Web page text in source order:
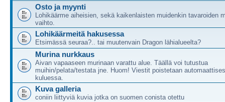
Osto ja myynti
Lohikäärme aiheisien, sekä kaikenlaisten muidenkin tavaroiden
vaihto.
Lohikäärmeitä hakusessa
Etsimässä seuraa?.. tai muutenvain Dragon lähialueelta?
Murina nurkkaus
Aivan vapaaseen murinaan varattu alue. Täällä voi tutustua
muihin/pelata/testata jne. Huom! Viestit poistetaan
kuluessa.
Kuva galleria
coniin liittyviä kuvia jotka on suomen conista otettu